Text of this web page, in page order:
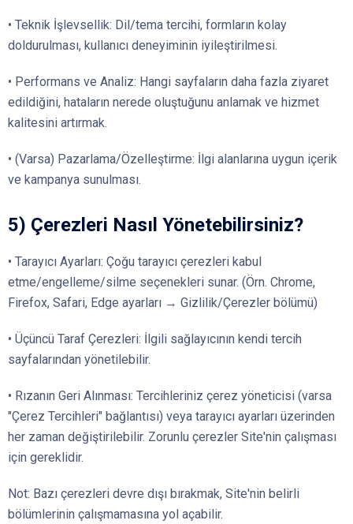
• Teknik İşlevsellik: Dil/tema tercihi, formların kolay
doldurulması, kullanıcı deneyiminin iyileştirilmesi.
• Performans ve Analiz: Hangi sayfaların daha fazla ziyaret
edildiğini, hataların nerede oluştuğunu anlamak ve hizmet
kalitesini artırmak.
• (Varsa) Pazarlama/Özelleştirme: İlgi alanlarına uygun içerik
ve kampanya sunulması.
5) Çerezleri Nasıl Yönetebilirsiniz?
• Tarayıcı Ayarları: Çoğu tarayıcı çerezleri kabul
etme/engelleme/silme seçenekleri sunar. (Örn. Chrome,
Firefox, Safari, Edge ayarları → Gizlilik/Çerezler bölümü)
• Üçüncü Taraf Çerezleri: İlgili sağlayıcının kendi tercih
sayfalarından yönetilebilir.
• Rızanın Geri Alınması: Tercihleriniz çerez yöneticisi (varsa
"Çerez Tercihleri" bağlantısı) veya tarayıcı ayarları üzerinden
her zaman değiştirilebilir. Zorunlu çerezler Site'nin çalışması
için gereklidir.
Not: Bazı çerezleri devre dışı bırakmak, Site'nin belirli
bölümlerinin çalışmamasına yol açabilir.